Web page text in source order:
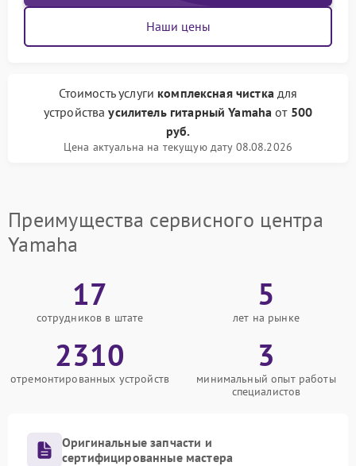
Наши цены
Стоимость услуги комплексная чисткадля
устройстваусилитель гитарный Yamaha от 500
руб.
Цена актуальна на текущую дату 08.08.2026
Преимущества сервисного центра
Yamaha
17
сотрудников в штате
5
лет на рынке
2310
отремонтированных устройств
3
минимальный опыт работы
специалистов
Оригинальные запчасти и
сертифицированные мастера